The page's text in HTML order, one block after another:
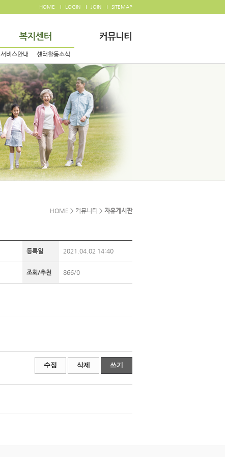
HOME LOGIN JOIN SITEMAP
서비스안내 센터활동소식
HOME > 커뮤니티 > 자유게시판
등록일 2021.04.02 14:40
조회/추천 866/0
수정 삭제 쓰기